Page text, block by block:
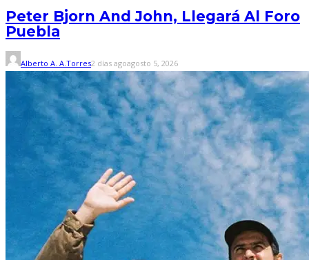
Peter Bjorn And John, Llegará Al Foro
Puebla
Alberto A. A.Torres2 días agoagosto 5, 2026